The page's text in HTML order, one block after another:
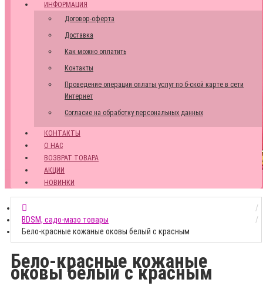
ИНФОРМАЦИЯ
Договор-оферта
Доставка
Как можно оплатить
Контакты
Проведение операции оплаты услуг по б-ской карте в сети
Интернет
Согласие на обработку персональных данных
КОНТАКТЫ
О НАС
ВОЗВРАТ ТОВАРА
АКЦИИ
НОВИНКИ
BDSM, садо-мазо товары
Бело-красные кожаные оковы белый с красным
Бело-красные кожаные
оковы белый с красным